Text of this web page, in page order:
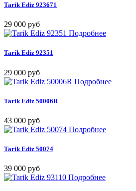
Tarik Ediz 923671
29 000 руб
Подробнее
Tarik Ediz 92351
29 000 руб
Подробнее
Tarik Ediz 50006R
43 000 руб
Подробнее
Tarik Ediz 50074
39 000 руб
Подробнее